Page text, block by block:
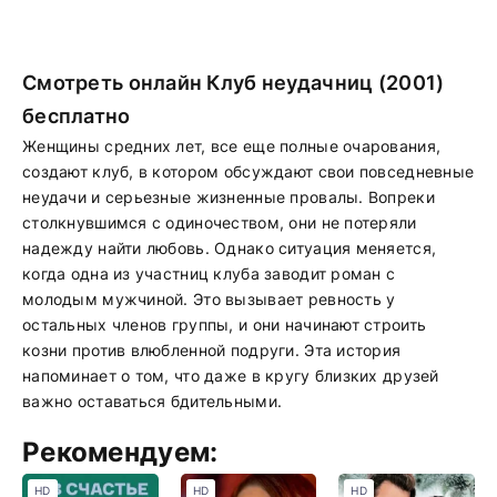
Смотреть онлайн Клуб неудачниц (2001)
бесплатно
Женщины средних лет, все еще полные очарования,
создают клуб, в котором обсуждают свои повседневные
неудачи и серьезные жизненные провалы. Вопреки
столкнувшимся с одиночеством, они не потеряли
надежду найти любовь. Однако ситуация меняется,
когда одна из участниц клуба заводит роман с
молодым мужчиной. Это вызывает ревность у
остальных членов группы, и они начинают строить
козни против влюбленной подруги. Эта история
напоминает о том, что даже в кругу близких друзей
важно оставаться бдительными.
Рекомендуем:
HD HD HD